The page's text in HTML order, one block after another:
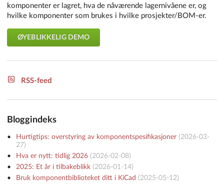
komponenter er lagret, hva de nåværende lagernivåene er, og
hvilke komponenter som brukes i hvilke prosjekter/BOM-er.
ØYEBLIKKELIG DEMO
RSS-feed
Bloggindeks
Hurtigtips: overstyring av komponentspesifikasjoner(2026-03-
27)
Hva er nytt: tidlig 2026(2026-02-08)
2025: Et år i tilbakeblikk(2026-01-14)
Bruk komponentbiblioteket ditt i KiCad (2025-05-12)